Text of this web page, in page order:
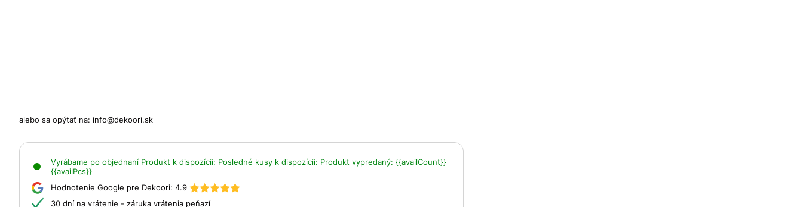
alebo sa opýtať na: info@dekoori.sk
Vyrábame po objednaní Produkt k dispozícii: Posledné kusy k dispozícii: Produkt vypredaný: {{availCount}}
{{availPcs}}
Hodnotenie Google pre Dekoori: 4.9
30 dní na vrátenie - záruka vrátenia peňazí